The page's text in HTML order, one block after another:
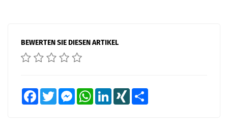
BEWERTEN SIE DIESEN ARTIKEL
FacebookTwitter MessengerWhatsAppLinkedInXING